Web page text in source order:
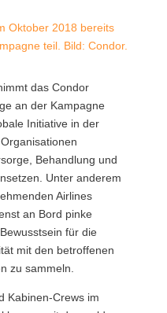
Oktober 2018 bereits
teil. Bild: Condor.
das Condor
an der Kampagne
Initiative in der
Behandlung und
Unter anderem
Airlines
an Bord pinke
für die
mit den betroffenen
zu sammeln.
Kabinen-Crews im